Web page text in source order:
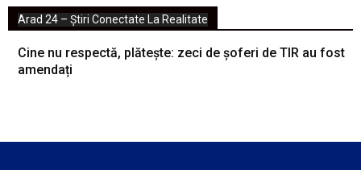
Arad 24 – Știri Conectate La Realitate
Cine nu respectă, plătește: zeci de șoferi de TIR au fost
amendați